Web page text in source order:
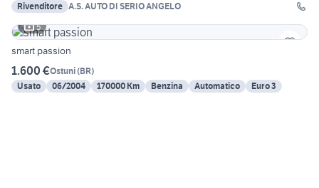
Rivenditore A.S. AUTO DI SERIO ANGELO
5
smart passion
1.600 €Ostuni(BR)
Usato
06/2004 170000 Km Benzina Automatico Euro 3